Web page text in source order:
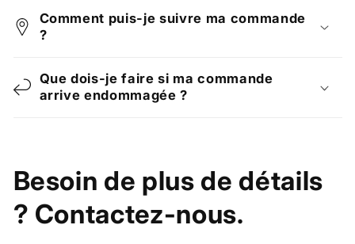
Comment puis-je suivre ma commande
?
Que dois-je faire si ma commande
arrive endommagée ?
Besoin de plus de détails
? Contactez-nous.